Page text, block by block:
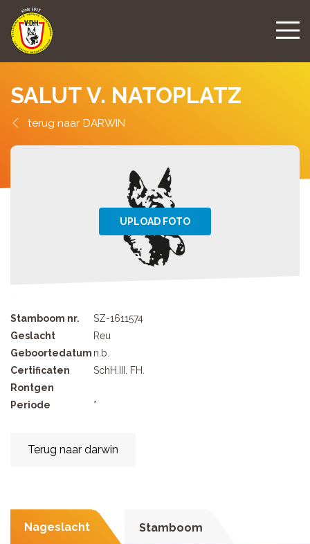
SALUT V. NATOPLATZ
DARWIN
Stamboom nr.
SZ-1611574
Geslacht
Reu
Geboortedatum n.b.
Certificaten
SchH.III. FH.
Rontgen
Periode
*
Terug naar darwin
Nageslacht Stamboom